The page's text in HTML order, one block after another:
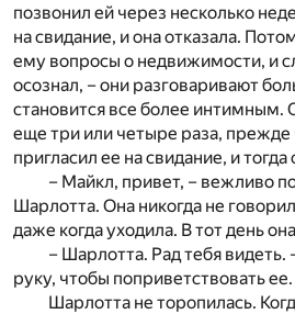
позвонил ей через несколько
на свидание, и она отказала.
ему вопросы о недвижимости, и
осознал, – они разговаривают
становится все более интимным.
еще три или четыре раза, прежде
пригласил ее на свидание, и тогда
– Майкл, привет, – вежливо
Шарлотта. Она никогда не
даже когда уходила. В тот день
– Шарлотта. Рад тебя видеть.
руку, чтобы поприветствовать ее.
Шарлотта не торопилась.